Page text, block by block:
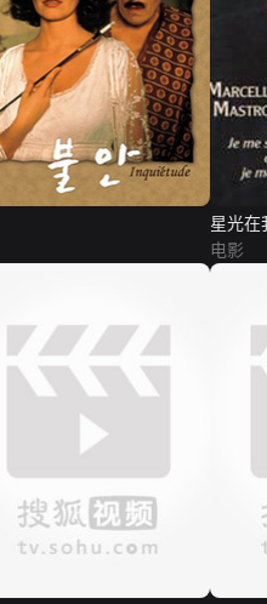
星光在
电影